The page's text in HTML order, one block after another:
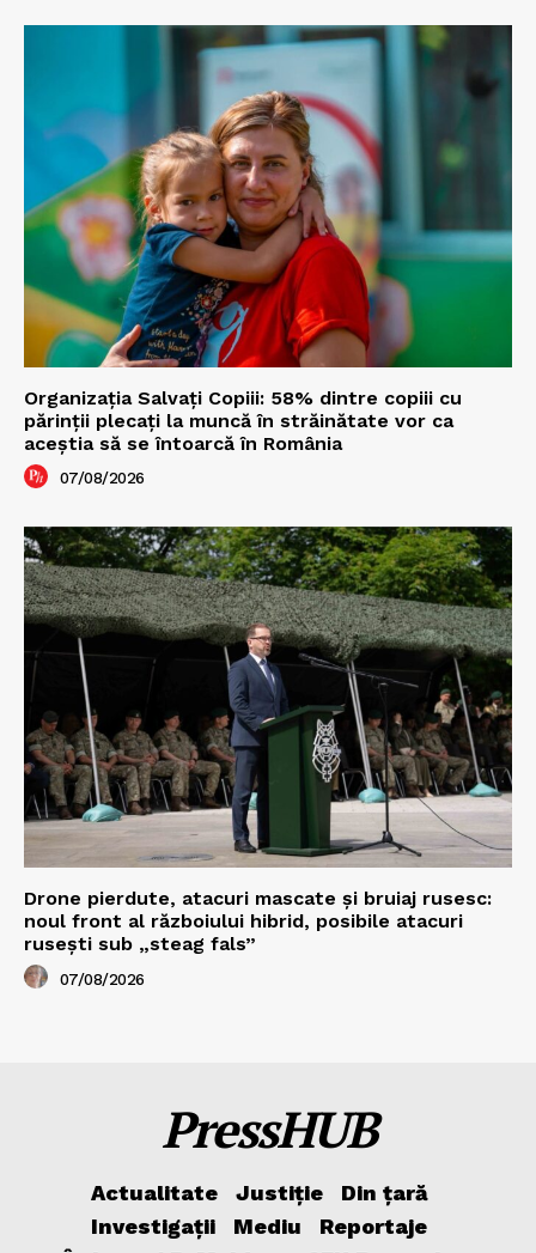
Organizația Salvați Copiii: 58% dintre copiii cu
părinții plecați la muncă în străinătate vor ca
aceștia să se întoarcă în România
07/08/2026
Drone pierdute, atacuri mascate și bruiaj rusesc:
noul front al războiului hibrid, posibile atacuri
rusești sub „steag fals”
07/08/2026
PressHUB
Actualitate Justiție
Din țară
Investigații
Mediu
Reportaje